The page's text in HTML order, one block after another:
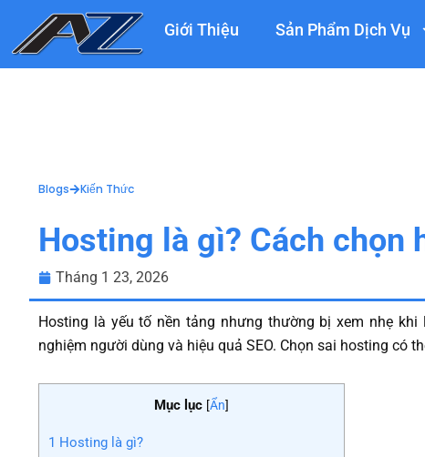
nội
Giới Thiệu Sản Phẩm Dịch Vụ
Blogs Kiến Thức
Hosting là gì? Cách chọn
Tháng 1 23, 2026
Hosting là yếu tố nền tảng nhưng thường bị xem nhẹ
nghiệm người dùng và hiệu quả SEO. Chọn sai hosting có
Mục lục [Ẩn]
1 Hosting là gì?